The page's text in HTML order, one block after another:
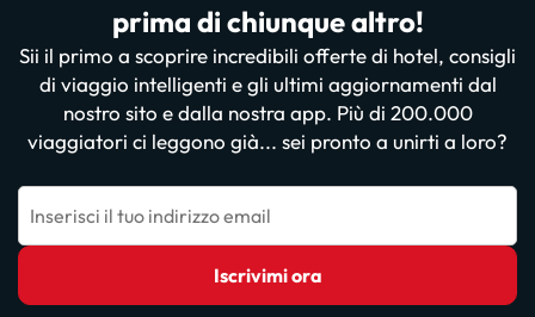
prima di chiunque altro!
Sii il primo a scoprire incredibili offerte di hotel, consigli
di viaggio intelligenti e gli ultimi aggiornamenti dal
nostro sito e dalla nostra app. Più di 200.000
viaggiatori ci leggono già... sei pronto a unirti a loro?
Inserisci il tuo indirizzo email
Iscrivimi ora